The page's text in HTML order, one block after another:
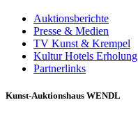
Auktionsberichte
Presse & Medien
TV Kunst & Krempel
Kultur Hotels Erholung
Partnerlinks
Kunst-Auktionshaus WENDL